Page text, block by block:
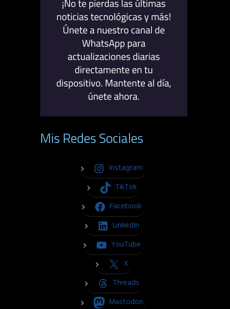
Mis Redes Sociales
Instagram
TikTok
Facebook
LinkedIn
YouTube
X
Threads
Mastodon